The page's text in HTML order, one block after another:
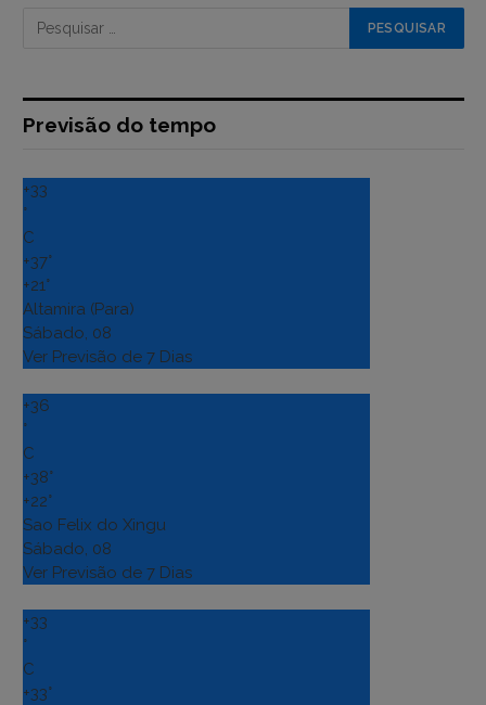
Previsão do tempo
+33
°
C
+37°
+21°
Altamira (Para)
Sábado, 08
Ver Previsão de 7 Dias
+36
°
C
+38°
+22°
Sao Felix do Xingu
Sábado, 08
Ver Previsão de 7 Dias
+33
°
C
+33°